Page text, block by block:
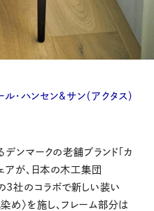
ハンセン&サン（アクタス）
ンマークの老舗ブランド「カ
アが、日本の木工集団
の3社のコラボで新しい装い
め〉を施し、フレーム部分は